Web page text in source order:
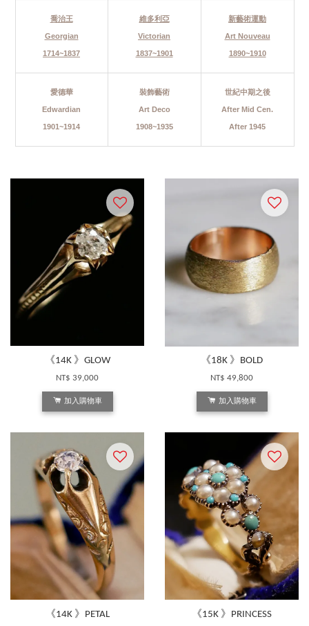
喬治王
Georgian
1714~1837
維多利亞
Victorian
1837~1901
新藝術運動
Art Nouveau
1890~1910
愛德華
Edwardian
1901~1914
裝飾藝術
Art Deco
​1908~1935
世紀中期之後
After Mid Cen.
After 1945
《14K 》GLOW
NT$ 39,000
加入購物車
《18K 》BOLD
NT$ 49,800
加入購物車
《14K 》PETAL 《15K 》PRINCESS